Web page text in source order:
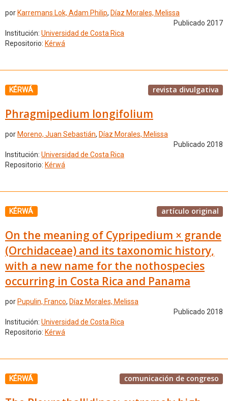
por Karremans Lok, Adam Philip, Díaz Morales, Melissa
Publicado 2017
Institución: Universidad de Costa Rica
Repositorio: Kérwá
KÉRWÁ revista divulgativa
Phragmipedium longifolium
por Moreno, Juan Sebastián, Díaz Morales, Melissa
Publicado 2018
Institución: Universidad de Costa Rica
Repositorio: Kérwá
KÉRWÁ artículo original
On the meaning of Cypripedium × grande
(Orchidaceae) and its taxonomic history,
with a new name for the nothospecies
occurring in Costa Rica and Panama
por Pupulin, Franco, Díaz Morales, Melissa
Publicado 2018
Institución: Universidad de Costa Rica
Repositorio: Kérwá
KÉRWÁ comunicación de congreso